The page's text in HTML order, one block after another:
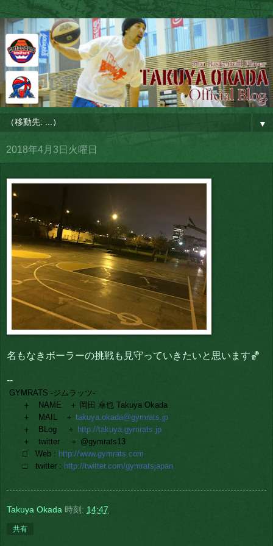
▼
2018年4月3日火曜日
名もなきボーラーの挑戦も見守っていきたいと思います🏀
--
GYMRATS -ジムラッツ-
＋ NAME ＋ 岡田 卓也 Takuya Okada
＋ MAIL ＋ takuya.okada@gymrats.jp
＋ BLog ＋ http://takuya.gymrats.jp
＋ twitter ＋ @gymrats13
□ Web : http://www.gymrats.com
□ twitter : http://twitter.com/gymratsjapan
Takuya Okada 時刻: 14:47
共有